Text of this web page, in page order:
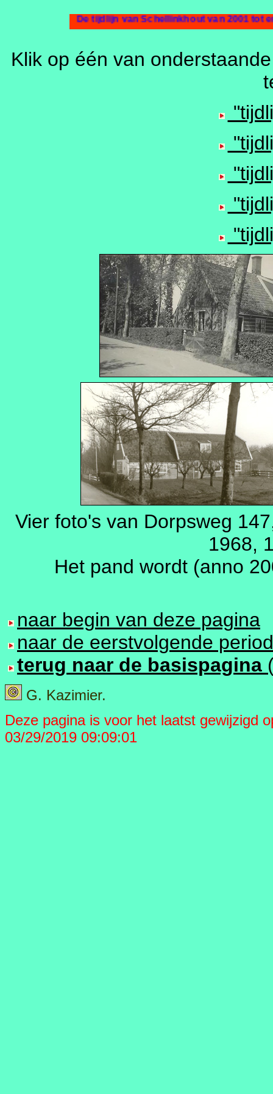
De tijdlijn van Schellinkhout van 2001 tot
Klik op één van
Vier foto's van Dorpsweg
1968,
Het pand wordt (anno
naar begin van deze pagina
naar de eerstvolgende
terug naar de basispagina
G. Kazimier.
Deze pagina is voor het laatst gewijzigd
03/29/2019 09:09:01